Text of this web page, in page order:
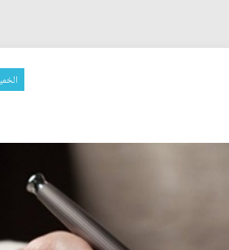
الخميس 19